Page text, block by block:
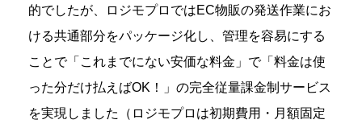
的でしたが、ロジモプロではEC物販の発送作業にお
ける共通部分をパッケージ化し、管理を容易にする
ことで「これまでにない安価な料金」で「料金は使
った分だけ払えばOK！」の完全従量課金制サービス
を実現しました（ロジモプロは初期費用・月額固定